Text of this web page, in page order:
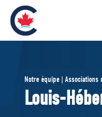
ÉQUIPE
Pierre Poilievre
Vos députés
Notre équipe |
Louis-